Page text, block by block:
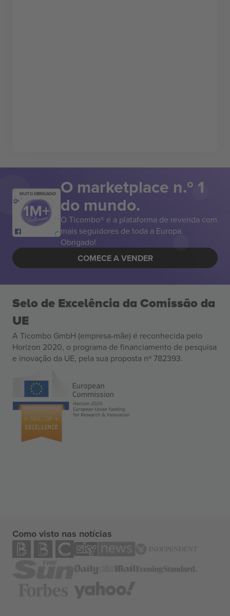
MUITO OBRIGADO! O marketplace n.º 1
do mundo.
O Ticombo® é a plataforma de revenda com
mais seguidores de toda a Europa.
Obrigado!
COMECE A VENDER
Selo de Excelência da Comissão da
UE
A Ticombo GmbH (empresa-mãe) é reconhecida pelo
Horizon 2020, o programa de financiamento de pesquisa
e inovação da UE, pela sua proposta nº 782393.
Como visto nas notícias